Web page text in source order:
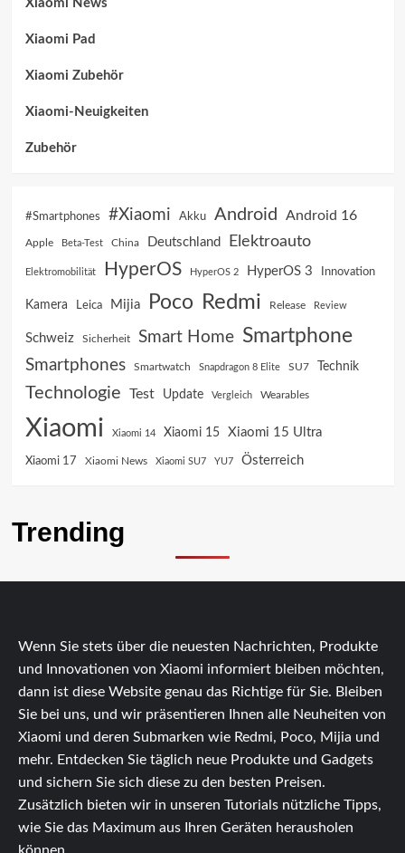
Xiaomi News
Xiaomi Pad
Xiaomi Zubehör
Xiaomi-Neuigkeiten
Zubehör
#Smartphones #Xiaomi Akku Android Android 16
Apple Beta-Test China Deutschland Elektroauto
Elektromobilität HyperOS HyperOS 2 HyperOS 3 Innovation
Kamera Leica Mijia Poco Redmi Release Review
Schweiz Sicherheit Smart Home Smartphone
Smartphones Smartwatch Snapdragon 8 Elite SU7 Technik
Technologie Test Update Vergleich Wearables
Xiaomi Xiaomi 14 Xiaomi 15 Xiaomi 15 Ultra
Xiaomi 17 Xiaomi News Xiaomi SU7 YU7 Österreich
Trending
Wenn Sie stets über die neuesten Nachrichten, Produkte
und Innovationen von Xiaomi informiert bleiben möchten,
dann ist diese Website genau das Richtige für Sie. Bleiben
Sie bei uns, und wir präsentieren Ihnen alle Neuheiten von
Xiaomi und deren Submarken wie Redmi, Poco, Mijia und
mehr. Entdecken Sie täglich neue Produkte und Gadgets
und sichern Sie sich diese zu den besten Preisen.
Zusätzlich bieten wir in unseren Tutorials nützliche Tipps,
wie Sie das Maximum aus Ihren Geräten herausholen